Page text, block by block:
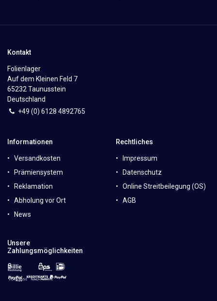
Kontakt
Folienlager
Auf dem Kleinen Feld 7
65232 Taunusstein
Deutschland
+49 (0) 6128 4892765
Informationen
Versandkosten
Prämiensystem
Reklamation
Abholung vor Ort
News
Rechtliches
Impressum
Datenschutz
Online Streitbeilegung (OS)
AGB
Unsere
Zahlungsmöglichkeiten